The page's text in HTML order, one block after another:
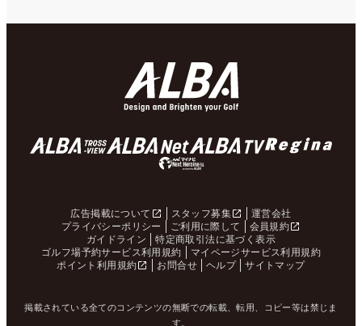
広告掲載について スタッフ募集
運営会社
プライバシーポリシー
ご利用に際して
会員規約
ガイドライン
特定商取引法に基づく表示
ゴルフ場予約サービス利用規約
マイページサービス利用規約
ポイント利用規約
お問合せ ヘルプ サイトマップ
掲載されている全てのコンテンツの無断での転載、転用、コピー等は禁じま
す。